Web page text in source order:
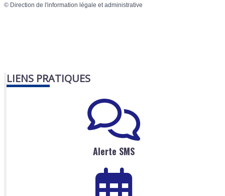
© Direction de l'information légale et administrative
LIENS PRATIQUES
Alerte SMS